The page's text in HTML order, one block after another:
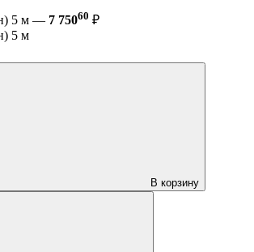
5 м — 7 75060 ₽
5 м
В корзину